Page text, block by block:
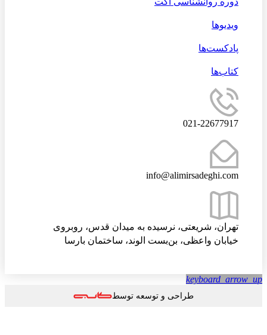
ویدیوها
پادکست‌ها
کتاب‌ها
021-22677917
info@alimirsadeghi.com
تهران، شریعتی، نرسیده به میدان قدس، روبروی
خیابان واعظی، بن‌بست الوند، ساختمان بارسا
طراحی و توسعه توسط